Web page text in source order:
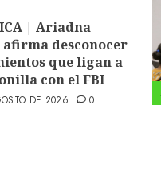
| Ariadna
desconocer
que ligan a
con el FBI
DE 2026 0